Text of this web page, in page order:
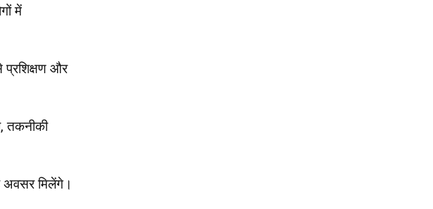
में
प्रशिक्षण और
तकनीकी
अवसर मिलेंगे।